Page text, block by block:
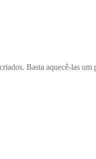
Basta aquecê-las um